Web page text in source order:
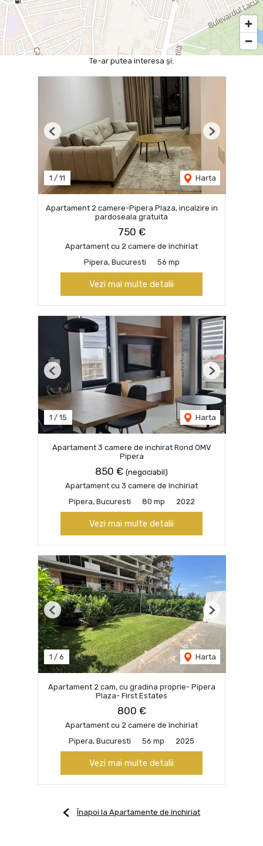
Te-ar putea interesa și:
1 / 11 Harta
Previous Next
Apartament 2 camere-Pipera Plaza, incalzire in
pardoseala gratuita
750 €
Apartament cu 2 camere de închiriat
Pipera, Bucuresti
56 mp
Vezi mai multe detalii
1 / 15 Harta
Previous Next
Apartament 3 camere de inchirat Rond OMV
Pipera
850 € (negociabil)
Apartament cu 3 camere de închiriat
Pipera, Bucuresti
80 mp 2022
Vezi mai multe detalii
1 / 6 Harta
Previous Next
Apartament 2 cam, cu gradina proprie- Pipera
Plaza- First Estates
800 €
Apartament cu 2 camere de închiriat
Pipera, Bucuresti
56 mp 2025
Vezi mai multe detalii
Înapoi la Apartamente de închiriat